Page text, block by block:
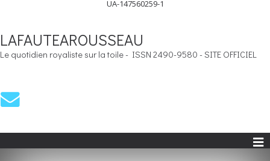
UA-147560259-1
LAFAUTEAROUSSEAU
Le quotidien royaliste sur la toile - ISSN 2490-9580 - SITE OFFICIEL